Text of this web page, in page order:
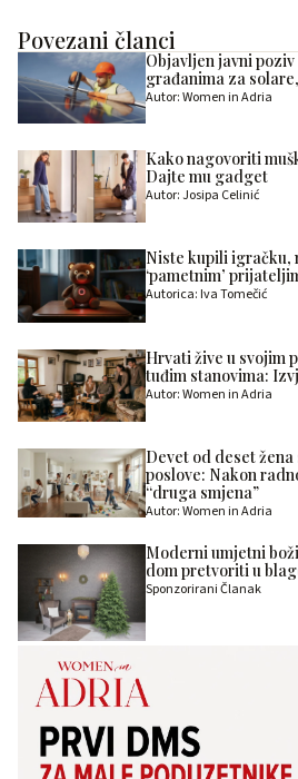
Povezani članci
Objavljen javni
građanima za
Autor: Women in Adria
Kako nagovoriti
Dajte mu gadget
Autor: Josipa Celinić
Niste kupili igračku,
‘pametnim’
Autorica: Iva Tomečić
Hrvati žive u svojim
tuđim stanovima:
Autor: Women in Adria
Devet od deset
poslove: Nakon
“druga smjena”
Autor: Women in Adria
Moderni umjetni
dom pretvoriti u
Sponzorirani Članak